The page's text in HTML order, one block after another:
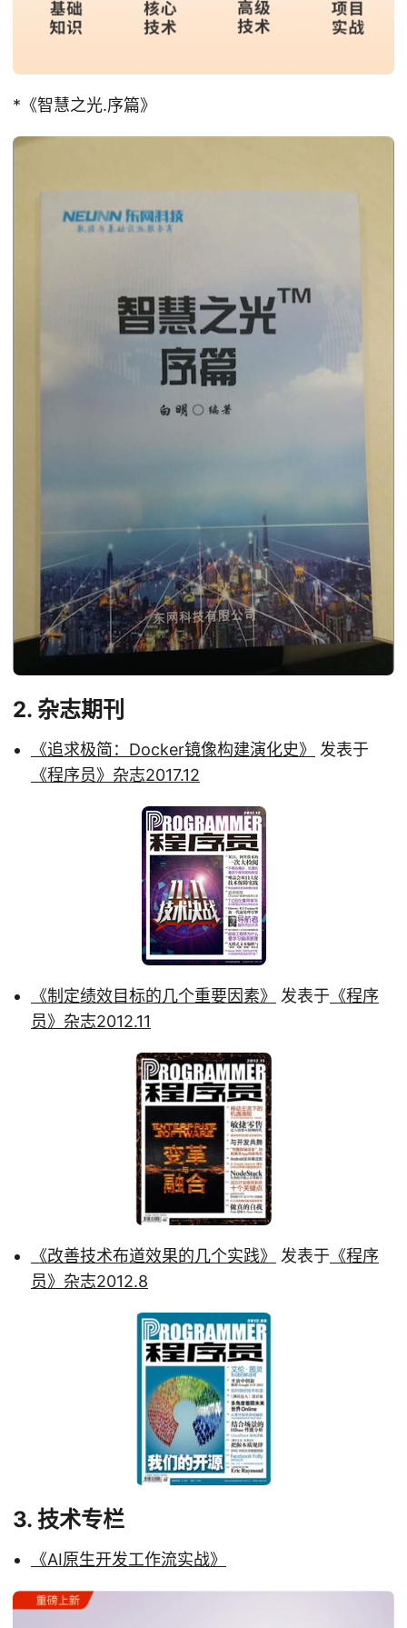
*《智慧之光.序篇》
2. 杂志期刊
《追求极简：Docker镜像构建演化史》
发表于
《程序员》杂志2017.12
《制定绩效目标的几个重要因素》 发表于 《程序
员》杂志2012.11
《改善技术布道效果的几个实践》 发表于 《程序
员》杂志2012.8
3. 技术专栏
《AI原生开发工作流实战》